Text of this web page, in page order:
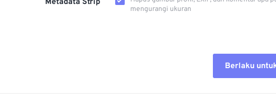
Metadata Strip
mengurangi ukuran
Berlaku